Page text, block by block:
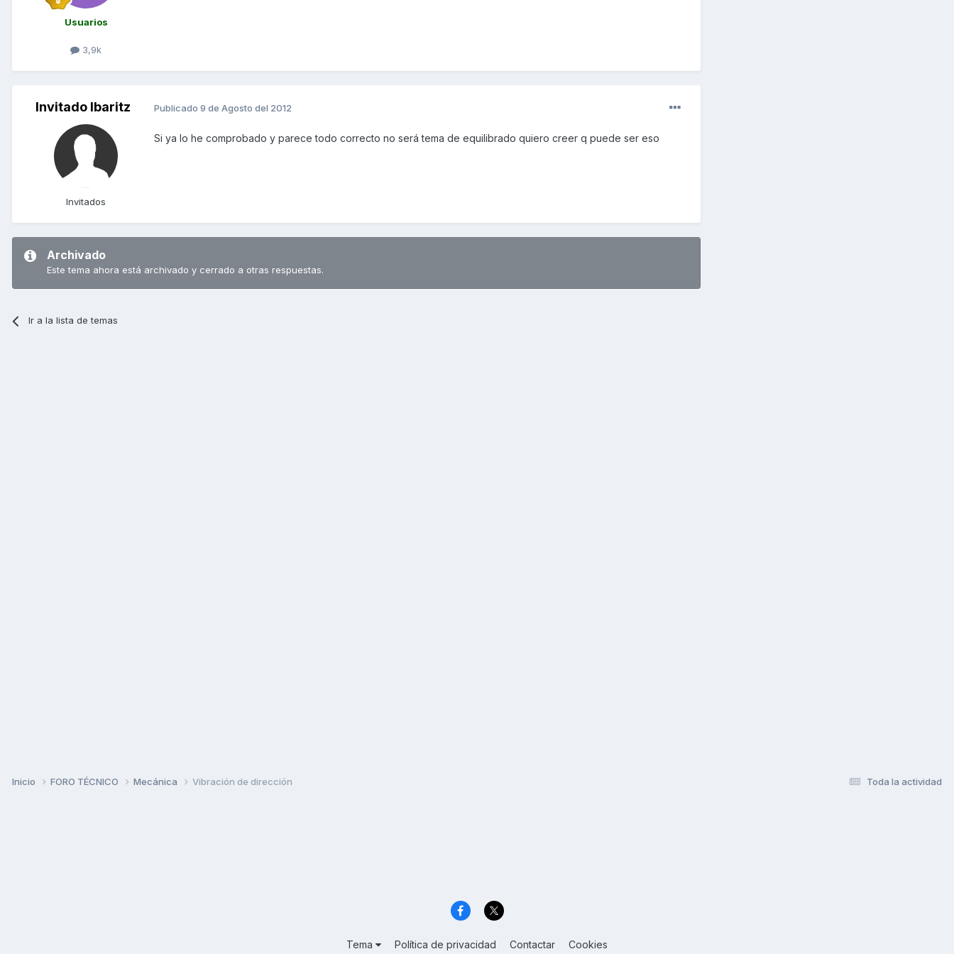
Usuarios
3,9k
Invitado Ibaritz
Invitados
Publicado 9 de Agosto del 2012
Si ya lo he comprobado y parece todo correcto no será tema de equilibrado quiero creer q puede ser eso
Archivado
Este tema ahora está archivado y cerrado a otras respuestas.
Ir a la lista de temas
Toda la actividad
Inicio FORO TÉCNICO Mecánica Vibración de dirección
Tema Política de privacidad Contactar Cookies